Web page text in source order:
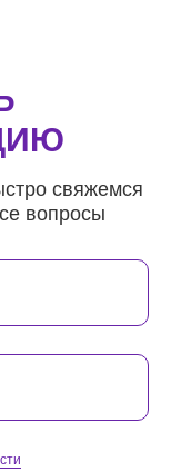
свяжемся
вопросы